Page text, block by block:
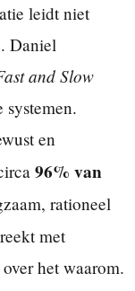
leidt niet
Daniel
and Slow
en
96% van
rationeel
met
het waarom.